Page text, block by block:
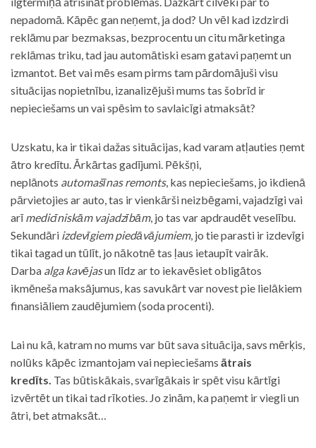
nepadomā. Kāpēc gan neņemt, ja dod? Un vēl kad izdzirdi
reklāmu par bezmaksas, bezprocentu un citu mārketinga
reklāmas triku, tad jau automātiski esam gatavi paņemt un
izmantot. Bet vai mēs esam pirms tam pārdomājuši visu
situācijas nopietnību, izanalizējuši mums tas šobrīd ir
nepieciešams un vai spēsim to savlaicīgi atmaksāt?
Uzskatu, ka ir tikai dažas situācijas, kad varam atļauties ņemt
ātro kredītu. Ārkārtas gadījumi. Pēkšņi,
neplānots automašīnas remonts, kas nepieciešams, jo ikdienā
pārvietojies ar auto, tas ir vienkārši neizbēgami, vajadzīgi vai
arīmedicīniskām vajadzībām, jo tas var apdraudēt veselību.
Sekundāri izdevīgiem piedāvājumiem, jo tie parasti ir izdevīgi
tikai tagad un tūlīt, jo nākotnē tas ļaus ietaupīt vairāk.
Darba alga kavējasun līdz ar to iekavēsiet obligātos
ikmēneša maksājumus, kas savukārt var novest pie lielākiem
finansiāliem zaudējumiem (soda procenti).
Lai nu kā, katram no mums var būt sava situācija, savs mērķis,
nolūks kāpēc izmantojam vai nepieciešams ātrais
kredīts. Tas būtiskākais, svarīgākais ir spēt visu kārtīgi
izvērtēt un tikai tad rīkoties. Jo zinām, ka paņemt ir viegli un
ātri, bet atmaksāt…